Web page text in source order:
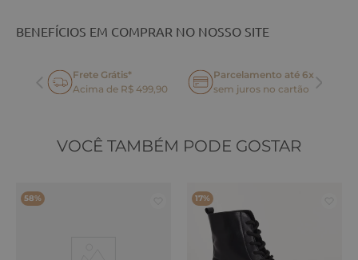
BENEFÍCIOS EM COMPRAR NO NOSSO SITE
Frete Grátis*
Acima de R$ 499,90
Parcelamento até 6x
sem juros no cartão
VOCÊ TAMBÉM PODE GOSTAR
58% 17%